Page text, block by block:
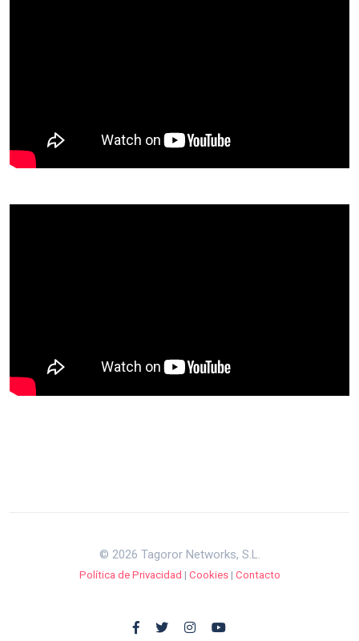
© 2026 Tagoror Networks, S.L.
Política de Privacidad | Cookies| Contacto